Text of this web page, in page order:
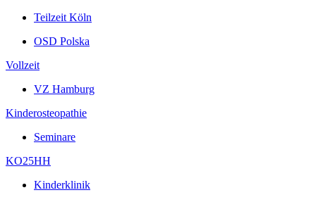
Teilzeit Köln
OSD Polska
Vollzeit
VZ Hamburg
Kinderosteopathie
Seminare
KO25HH
Kinderklinik